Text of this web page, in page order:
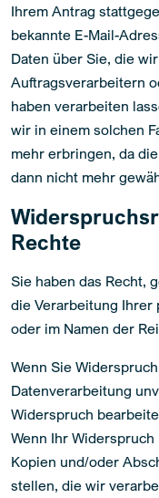
Ihrem Antrag
bekannte E-Mail-
Daten über Sie, die
Auftragsverarbeitern
haben verarbeiten
wir in einem solchen
mehr erbringen, da
dann nicht mehr
Rechte
Sie haben das Recht,
die Verarbeitung Ihrer
oder im Namen der
Wenn Sie
Datenverarbeitung
Widerspruch
Wenn Ihr
Kopien und/oder
stellen, die wir